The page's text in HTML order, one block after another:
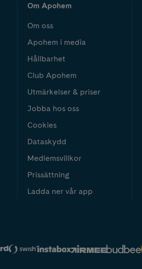
Om Apohem
Om oss
Apohem i media
Hållbarhet
Club Apohem
Utmärkelser & priser
Jobba hos oss
Cookies
Dataskydd
Medlemsvillkor
Prissättning
Ladda ner vår app